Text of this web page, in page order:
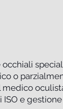
o
medico
ISO e gestione